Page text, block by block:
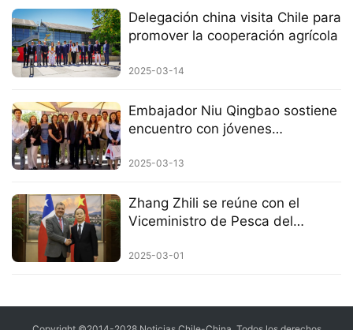
Delegación china visita Chile para
promover la cooperación agrícola
2025-03-14
Embajador Niu Qingbao sostiene
encuentro con jóvenes
2025-03-13
Zhang Zhili se reúne con el
Viceministro de Pesca del
Salas
2025-03-01